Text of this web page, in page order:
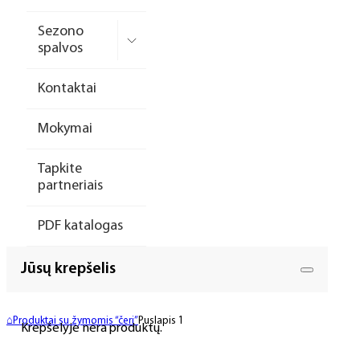
Sezono
spalvos
Kontaktai
Mokymai
Tapkite
partneriais
PDF katalogas
Jūsų krepšelis
Krepšelyje nėra produktų.
⌂ Produktai su žymomis “čeri” Puslapis 1